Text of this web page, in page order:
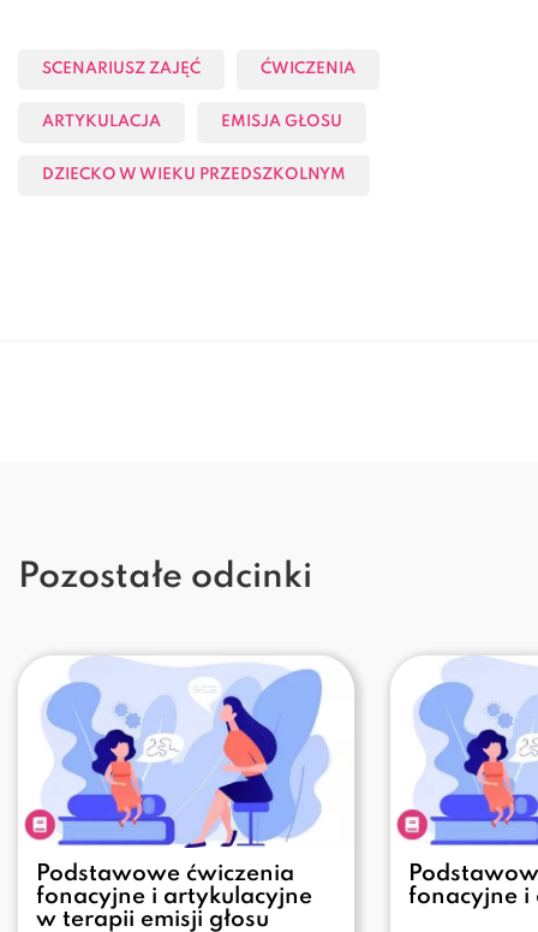
SCENARIUSZ ZAJĘĆ ĆWICZENIA
ARTYKULACJA EMISJA GŁOSU
DZIECKO W WIEKU PRZEDSZKOLNYM
Pozostałe odcinki
Podstawowe ćwiczenia
fonacyjne i artykulacyjne
w terapii emisji głosu
fonacyjne i